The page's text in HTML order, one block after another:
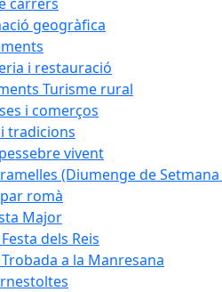
geogràfica
i restauració
Turisme rural
i comerços
tradicions
vivent
(Diumenge de
romà
Major
dels Reis
Trobada a la Manresana